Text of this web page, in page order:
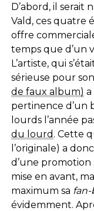
D’abord, il serait
Vald, ces quatre
offre
temps que d’un
L’artiste, qui
sérieuse pour son
de faux album)
pertinence d’un
lourds l’année
du lourd . Cette
l’originale) a
d’une
mise en avant,
maximum sa fan-
évidemment.